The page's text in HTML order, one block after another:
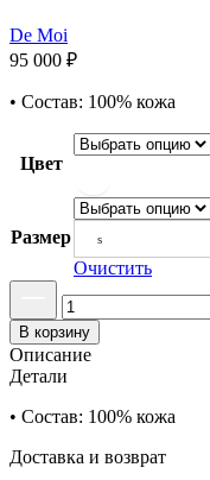
De Moi
95 000 ₽
• Состав: 100% кожа
Цвет
Размер s
Очистить
В корзину
Описание
Детали
• Состав: 100% кожа
Доставка и возврат